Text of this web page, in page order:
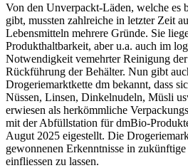
Von den Unverpackt-Läden, welche es
gibt, mussten zahlreiche in letzter Zeit
Lebensmitteln mehrere Gründe. Sie
Produkthaltbarkeit, aber u.a. auch im
Notwendigkeit vemehrter Reinigung
Rückführung der Behälter. Nun gibt
Drogeriemarktkette dm bekannt, dass
Nüssen, Linsen, Dinkelnudeln, Müsli
erwiesen als herkömmliche
mit der Abfüllstation für dmBio-
Augut 2025 eigestellt. Die
gewonnenen Erkenntnisse in
einfliessen zu lassen.